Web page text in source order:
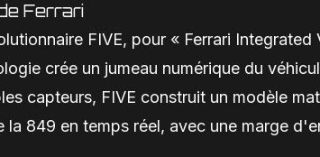
Ferrari
FIVE, pour « Ferrari Integrated
crée un jumeau numérique du
capteurs, FIVE construit un modèle
849 en temps réel, avec une marge